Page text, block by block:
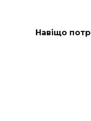
Навіщо